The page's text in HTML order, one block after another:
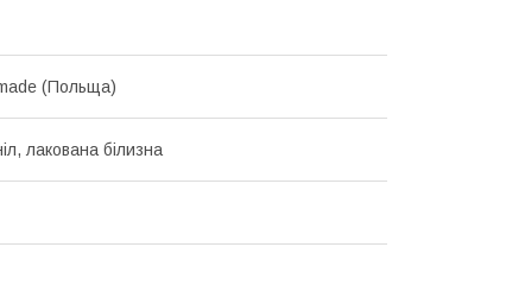
(Польща)
лакована білизна